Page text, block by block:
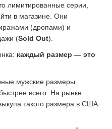
лимитированные серии,
в магазине. Они
(дропами) и
(Sold Out).
каждый размер — это
мужские размеры
всего. На рынке
такого размера в США